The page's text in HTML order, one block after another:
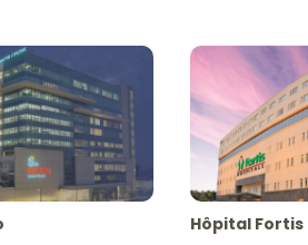
Hôpital Fortis